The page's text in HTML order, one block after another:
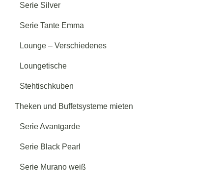
Serie Silver
Serie Tante Emma
Lounge – Verschiedenes
Loungetische
Stehtischkuben
Theken und Buffetsysteme mieten
Serie Avantgarde
Serie Black Pearl
Serie Murano weiß